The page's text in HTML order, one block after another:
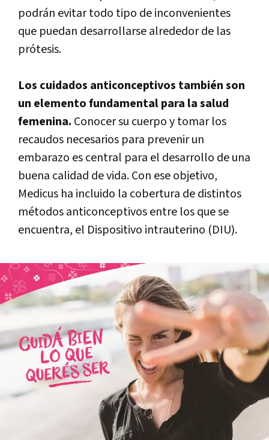
podrán evitar todo tipo de inconvenientes
que puedan desarrollarse alrededor de las
prótesis.
Los cuidados anticonceptivos también son
un elemento fundamental para la salud
femenina. Conocer su cuerpo y tomar los
recaudos necesarios para prevenir un
embarazo es central para el desarrollo de una
buena calidad de vida. Con ese objetivo,
Medicus ha incluido la cobertura de distintos
métodos anticonceptivos entre los que se
encuentra, el Dispositivo intrauterino (DIU).